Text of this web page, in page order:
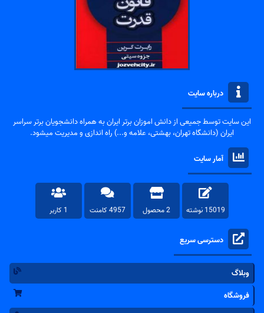
درباره سایت
این سایت توسط جمیعی از دانش اموزان برتر ایران به همراه دانشجویان برتر سراسر
ایران (دانشگاه تهران، بهشتی، علامه و...) راه اندازی و مدیریت میشود.
آمار سایت
15019 نوشته 2 محصول 4957 کامنت 1 کاربر
دسترسی سریع
وبلاگ
فروشگاه